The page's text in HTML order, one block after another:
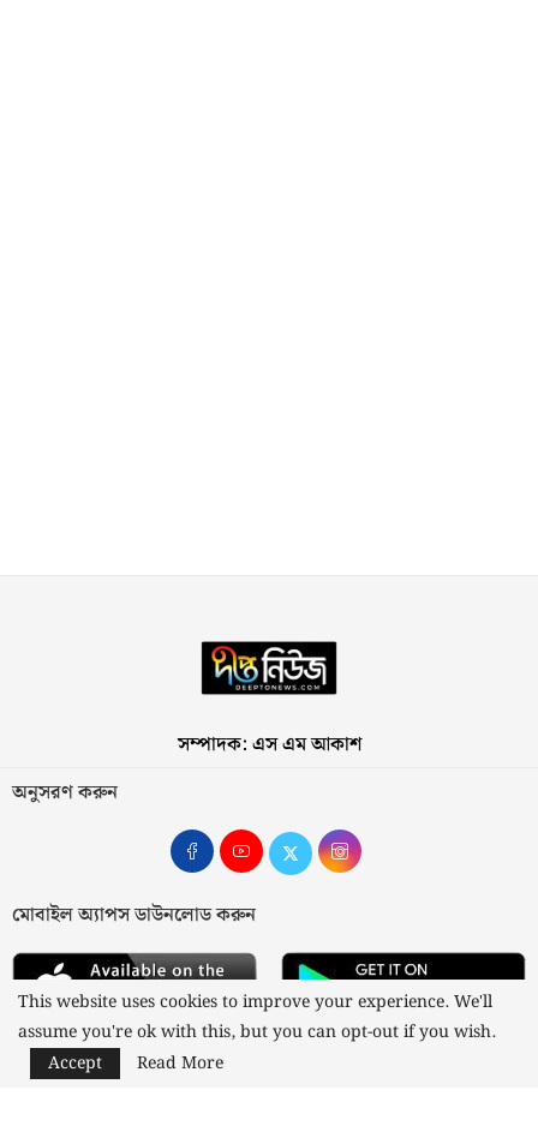
সম্পাদক: এস এম আকাশ
অনুসরণ করুন
মোবাইল অ্যাপস ডাউনলোড করুন
This website uses cookies to improve your experience. We'll
assume you're ok with this, but you can opt-out if you wish.
Accept
Read More